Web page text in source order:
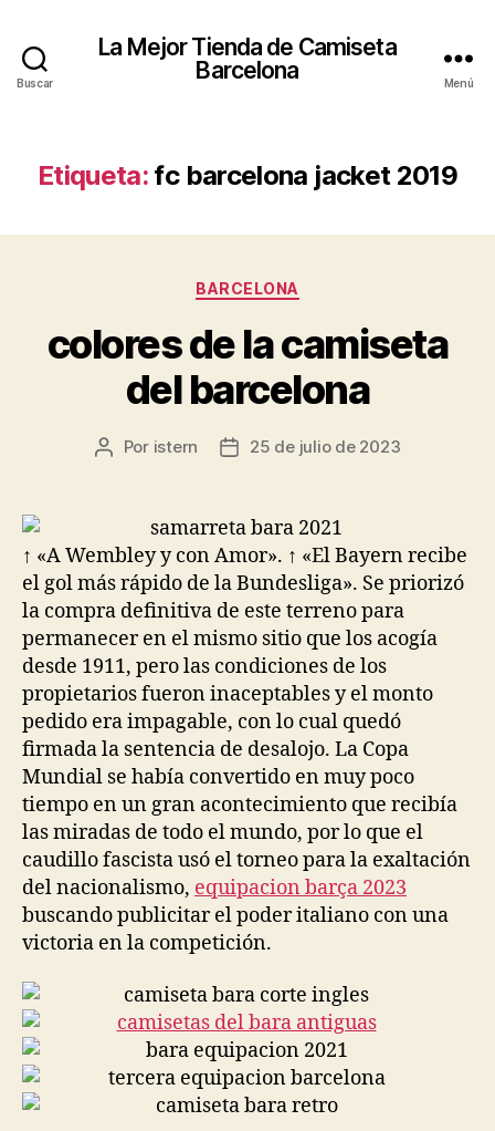
Buscar
La Mejor Tienda de Camiseta
Barcelona
Menú
Etiqueta: fc barcelona jacket 2019
Categorías
BARCELONA
colores de la camiseta
del barcelona
Autor
entrada
Por istern
Fecha
entrada
25 de julio de 2023
↑ «A Wembley y con Amor». ↑ «El Bayern recibe
el gol más rápido de la Bundesliga». Se priorizó
la compra definitiva de este terreno para
permanecer en el mismo sitio que los acogía
desde 1911, pero las condiciones de los
propietarios fueron inaceptables y el monto
pedido era impagable, con lo cual quedó
firmada la sentencia de desalojo. La Copa
Mundial se había convertido en muy poco
tiempo en un gran acontecimiento que recibía
las miradas de todo el mundo, por lo que el
caudillo fascista usó el torneo para la exaltación
del nacionalismo, equipacion barça 2023
buscando publicitar el poder italiano con una
victoria en la competición.